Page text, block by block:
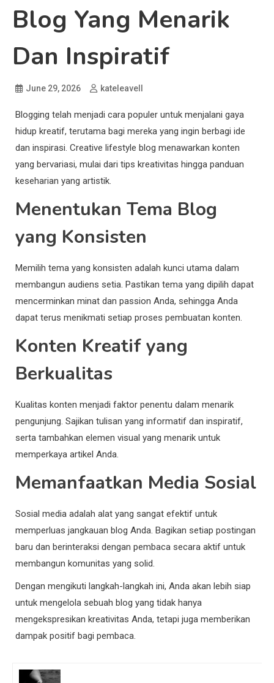
Blog Yang Menarik
Dan Inspiratif
June 29, 2026 kateleavell
Blogging telah menjadi cara populer untuk menjalani gaya
hidup kreatif, terutama bagi mereka yang ingin berbagi ide
dan inspirasi. Creative lifestyle blog menawarkan konten
yang bervariasi, mulai dari tips kreativitas hingga panduan
keseharian yang artistik.
Menentukan Tema Blog
yang Konsisten
Memilih tema yang konsisten adalah kunci utama dalam
membangun audiens setia. Pastikan tema yang dipilih dapat
mencerminkan minat dan passion Anda, sehingga Anda
dapat terus menikmati setiap proses pembuatan konten.
Konten Kreatif yang
Berkualitas
Kualitas konten menjadi faktor penentu dalam menarik
pengunjung. Sajikan tulisan yang informatif dan inspiratif,
serta tambahkan elemen visual yang menarik untuk
memperkaya artikel Anda.
Memanfaatkan Media Sosial
Sosial media adalah alat yang sangat efektif untuk
memperluas jangkauan blog Anda. Bagikan setiap postingan
baru dan berinteraksi dengan pembaca secara aktif untuk
membangun komunitas yang solid.
Dengan mengikuti langkah-langkah ini, Anda akan lebih siap
untuk mengelola sebuah blog yang tidak hanya
mengekspresikan kreativitas Anda, tetapi juga memberikan
dampak positif bagi pembaca.